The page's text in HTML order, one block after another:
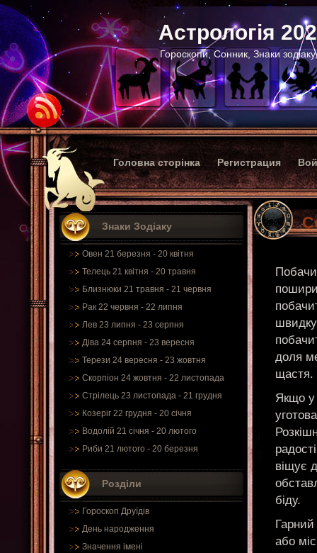
Астрологія
Гороскопи, Сонник, Знаки
Головна сторінка Регистрация
Знаки Зодіаку
Овен 21 березня - 20 квітня
Телець 21 квітня - 20 травня
Близнюки 21 травня - 21 червня
Рак 22 червня - 22 липня
Лев 23 липня - 23 серпня
Діва 24 серпня - 23 вересня
Терези 24 вересня - 23 жовтня
Скорпіон 24 жовтня - 22 листопада
Стрілець 23 листопада - 21 грудня
Козеріг 22 грудня - 20 січня
Водолій 21 січня - 20 лютого
Риби 21 лютого - 20 березня
Розділи
Гороскоп Друїдів
День народження
Значення імені
доля
щастя.
Якщо у
віщує
біду.
Гарний
або